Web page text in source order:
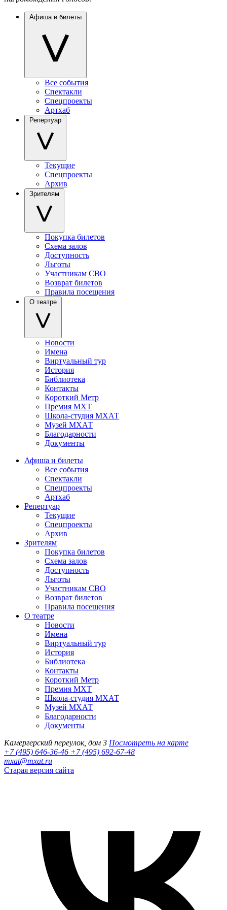
Афиша и билеты
Все события
Спектакли
Спецпроекты
Артхаб
Репертуар
Текущие
Спецпроекты
Архив
Зрителям
Покупка билетов
Схема залов
Доступность
Льготы
Участникам СВО
Возврат билетов
Правила посещения
О театре
Новости
Имена
Виртуальный тур
История
Библиотека
Контакты
Короткий Метр
Премия МХТ
Школа-студия МХАТ
Музей МХАТ
Благодарности
Документы
Афиша и билеты
Все события
Спектакли
Спецпроекты
Артхаб
Репертуар
Текущие
Спецпроекты
Архив
Зрителям
Покупка билетов
Схема залов
Доступность
Льготы
Участникам СВО
Возврат билетов
Правила посещения
О театре
Новости
Имена
Виртуальный тур
История
Библиотека
Контакты
Короткий Метр
Премия МХТ
Школа-студия МХАТ
Музей МХАТ
Благодарности
Документы
Камергерский переулок, дом 3 Посмотреть на карте
+7 (495) 646-36-46 +7 (495) 692-67-48‬
mxat@mxat.ru
Старая версия сайта